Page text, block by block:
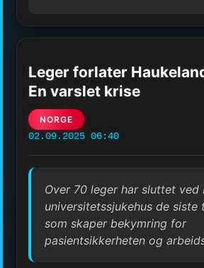
Leger forlater
En varslet krise
NORGE
02.09.2025 06:40
Over 70 leger har sluttet ved
universitetssjukehus de siste
som skaper bekymring for
pasientsikkerheten og